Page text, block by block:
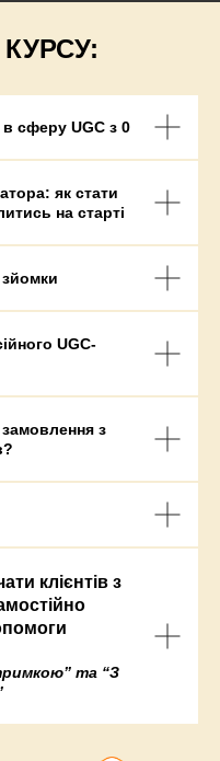
сферу UGC з 0
як стати
на старті
UGC-
з
клієнтів з
та “З